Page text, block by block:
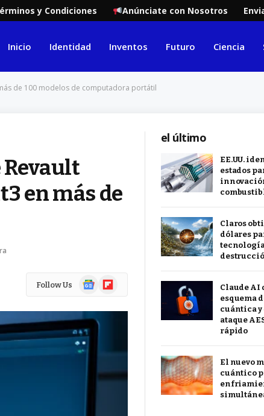
y Condiciones Anúnciate con Nosotros
Inicio Identidad Inventos Futuro Ciencia
de 100 modelos de computadora portátil
en más de
Follow Us
GoogleFlipboard
el último
EE.UU.
estados
Claros
dólares
Claude AI
esquema
cuántica y
ataque
rápido
El nuevo
cuántico